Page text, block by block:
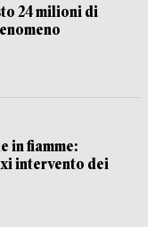
24 milioni di
in fiamme:
intervento dei